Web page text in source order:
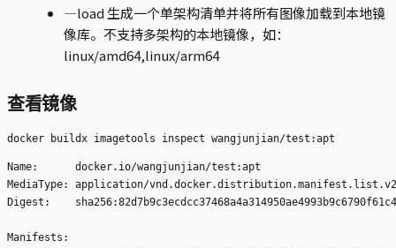
—load 生成一个单架构清单并将所有图像加载到本地镜
像库。不支持多架构的本地镜像，如：
linux/amd64,linux/arm64
查看镜像
Name:      docker.io/wangjunjian/test:apt
MediaType: application/
Digest:
Manifests: